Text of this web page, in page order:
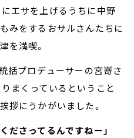
エサを上げるうちに中野
みをするおサルさんたちに
を満喫。
括プロデューサーの宮嵜さ
まくっているということ
拶にうかがいました。
ださってるんですねー」